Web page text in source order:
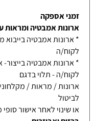
זמני אספקה
ארונות אמבטיה ומראות
לקוח/ה
לקוח/ה - תלוי בדגם
ארונות / מראות /
לביטול
או שינוי לאחר אישור